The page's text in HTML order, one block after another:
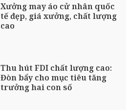
Xưởng may áo cử nhân quốc
tế đẹp, giá xưởng, chất lượng
cao
Thu hút FDI chất lượng cao:
Đòn bẩy cho mục tiêu tăng
trưởng hai con số